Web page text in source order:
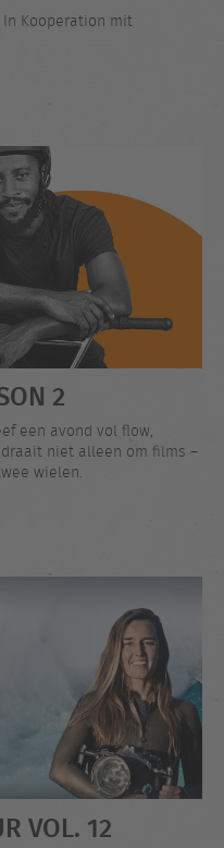
Kooperation mit
2
een avond vol flow,
niet alleen om films –
wielen.
VOL. 12